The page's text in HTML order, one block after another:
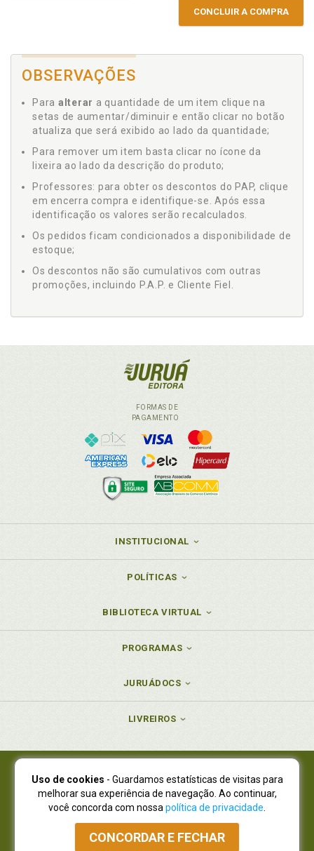
CONCLUIR A COMPRA
OBSERVAÇÕES
Para alterar a quantidade de um item clique na
setas de aumentar/diminuir e então clicar no botão
atualiza que será exibido ao lado da quantidade;
Para remover um item basta clicar no ícone da
lixeira ao lado da descrição do produto;
Professores: para obter os descontos do PAP, clique
em encerra compra e identifique-se. Após essa
identificação os valores serão recalculados.
Os pedidos ficam condicionados a disponibilidade de
estoque;
Os descontos não são cumulativos com outras
promoções, incluindo P.A.P. e Cliente Fiel.
FORMAS DE
PAGAMENTO
INSTITUCIONAL
POLÍTICAS
BIBLIOTECA VIRTUAL
PROGRAMAS
JURUÁDOCS
LIVREIROS
Juruá Editora Ltda., CNPJ 77.535.508/0001-19
Juruá Informática Ltda., CNPJ 01.701.561/0001-80
NOVO ENDEREÇO:R. Flávio Dallegrave, 7665, São Lourenço |
Curitiba - Paraná - CEP 82210-310
Atendimento: (41) 4009-3900|Vendas Atacado: (41) 4009-3939
Uso de cookies - Guardamos estatísticas de visitas para
melhorar sua experiência de navegação. Ao continuar,
você concorda com nossa política de privacidade
CONCORDAR E FECHAR